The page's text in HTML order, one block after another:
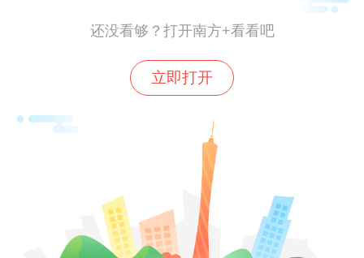
在粤外资企业和项目，不仅增量多，存量还
大。截至2024年12月底，广东全省登记在册
外商投资企业21.51万户，同比增长8.0%，
占全国1/4，位居全国第一。
如今在广东，外资集聚规模优势更为明显，
外资项目更趋高端，这意味着，
吸引力持续增强，利用外资能级进一步提
还没看够？打开南方+看看吧
立即打开